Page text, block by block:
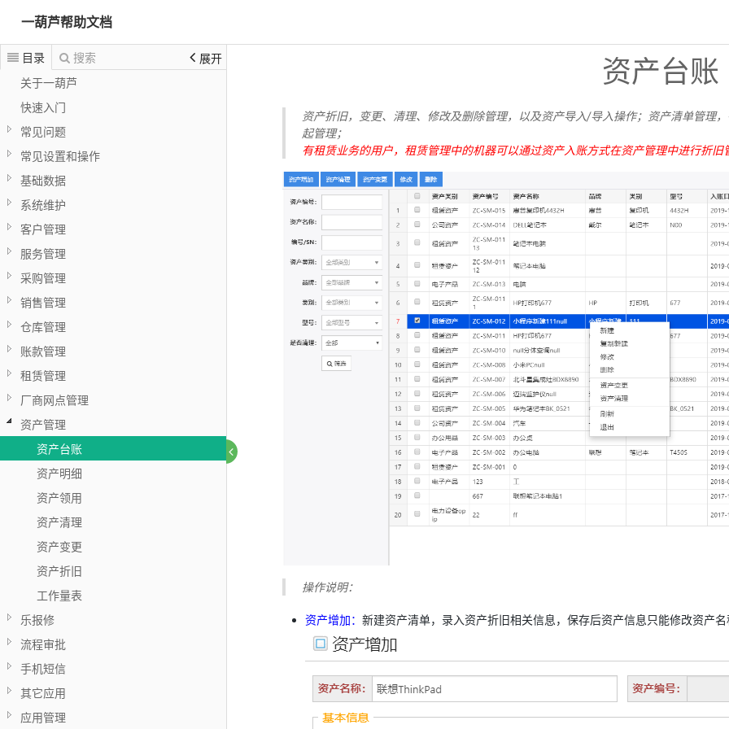
一葫芦帮助文档
目录 搜索
展开
关于一葫芦
快速入门
常见问题
常见设置和操作
基础数据
系统维护
客户管理
服务管理
采购管理
销售管理
仓库管理
账款管理
租赁管理
厂商网点管理
资产管理
资产台账
资产明细
资产领用
资产清理
资产变更
资产折旧
工作量表
乐报修
流程审批
手机短信
其它应用
应用管理
资产台账
资产折旧，变更、清理、修改及删除管理，以及资产导入/导入操作；资产清单管理
起管理；
有租赁业务的用户，租赁管理中的机器可以通过资产入账方式在资产管理中进行折旧
操作说明：
资产增加： 新建资产清单，录入资产折旧相关信息，保存后资产信息只能修改资产